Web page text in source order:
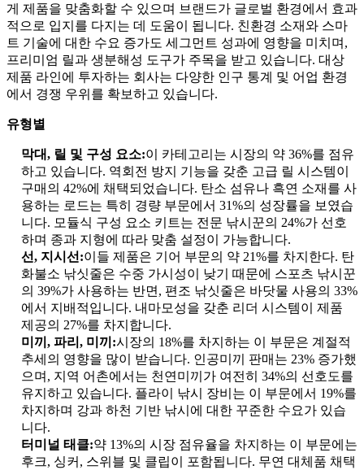
게 제품을 맞춤화할 수 있으며 브랜드가 글로벌 환경에서 효과
적으로 입지를 다지는 데 도움이 됩니다. 친환경 소재와 스마
트 기술에 대한 수요 증가도 세그먼트 성과에 영향을 미치며,
프리미엄 릴과 생분해성 도구가 주목을 받고 있습니다. 대상
제품 라인에 투자하는 회사는 다양한 인구 통계 및 어업 환경
에서 경쟁 우위를 확보하고 있습니다.
유형별
막대, 릴 및 구성 요소:이 카테고리는 시장의 약 36%를 점유
하고 있습니다. 역회전 방지 기능을 갖춘 고급 릴 시스템이
구매의 42%에 채택되었습니다. 탄소 섬유나 흑연 소재를 사
용하는 로드는 특히 경량 부문에서 31%의 성장률을 보였습
니다. 모듈식 구성 요소 키트는 전문 낚시꾼의 24%가 선호
하며 종과 지형에 따라 맞춤 설정이 가능합니다.
선, 지시선:이들 제품은 기어 부문의 약 21%를 차지한다. 탄
화불소 낚싯줄은 수중 가시성이 낮기 때문에 스포츠 낚시꾼
의 39%가 사용하는 반면, 편조 낚싯줄은 바닷물 사용의 33%
에서 지배적입니다. 내마모성을 갖춘 리더 시스템이 제품
제공의 27%를 차지합니다.
미끼, 파리, 미끼:시장의 18%를 차지하는 이 부문은 계절적
추세의 영향을 많이 받습니다. 인공미끼 판매는 23% 증가했
으며, 지역 어촌에서는 천연미끼가 여전히 34%의 선호도를
유지하고 있습니다. 플라이 낚시 장비는 이 부문에서 19%를
차지하며 강과 하천 기반 낚시에 대한 꾸준한 수요가 있습
니다.
터미널 태클:약 13%의 시장 점유율을 차지하는 이 부문에는
후크, 싱커, 스위블 및 클립이 포함됩니다. 무연 대체품 채택